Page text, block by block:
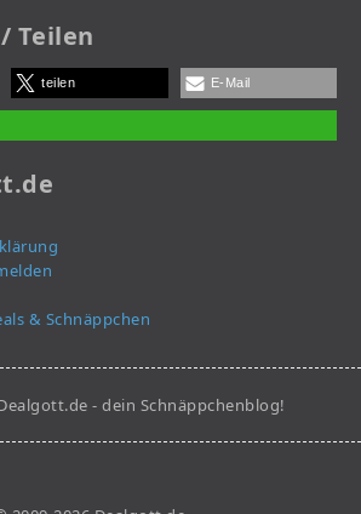
Teilen
teilen E-Mail
& Schnäppchen
- dein Schnäppchenblog!